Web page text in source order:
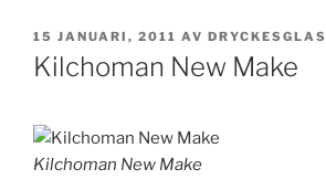
PUBLICERAT
15 JANUARI, 2011 AV DRYCKESGLAS
Kilchoman New Make
Kilchoman New Make